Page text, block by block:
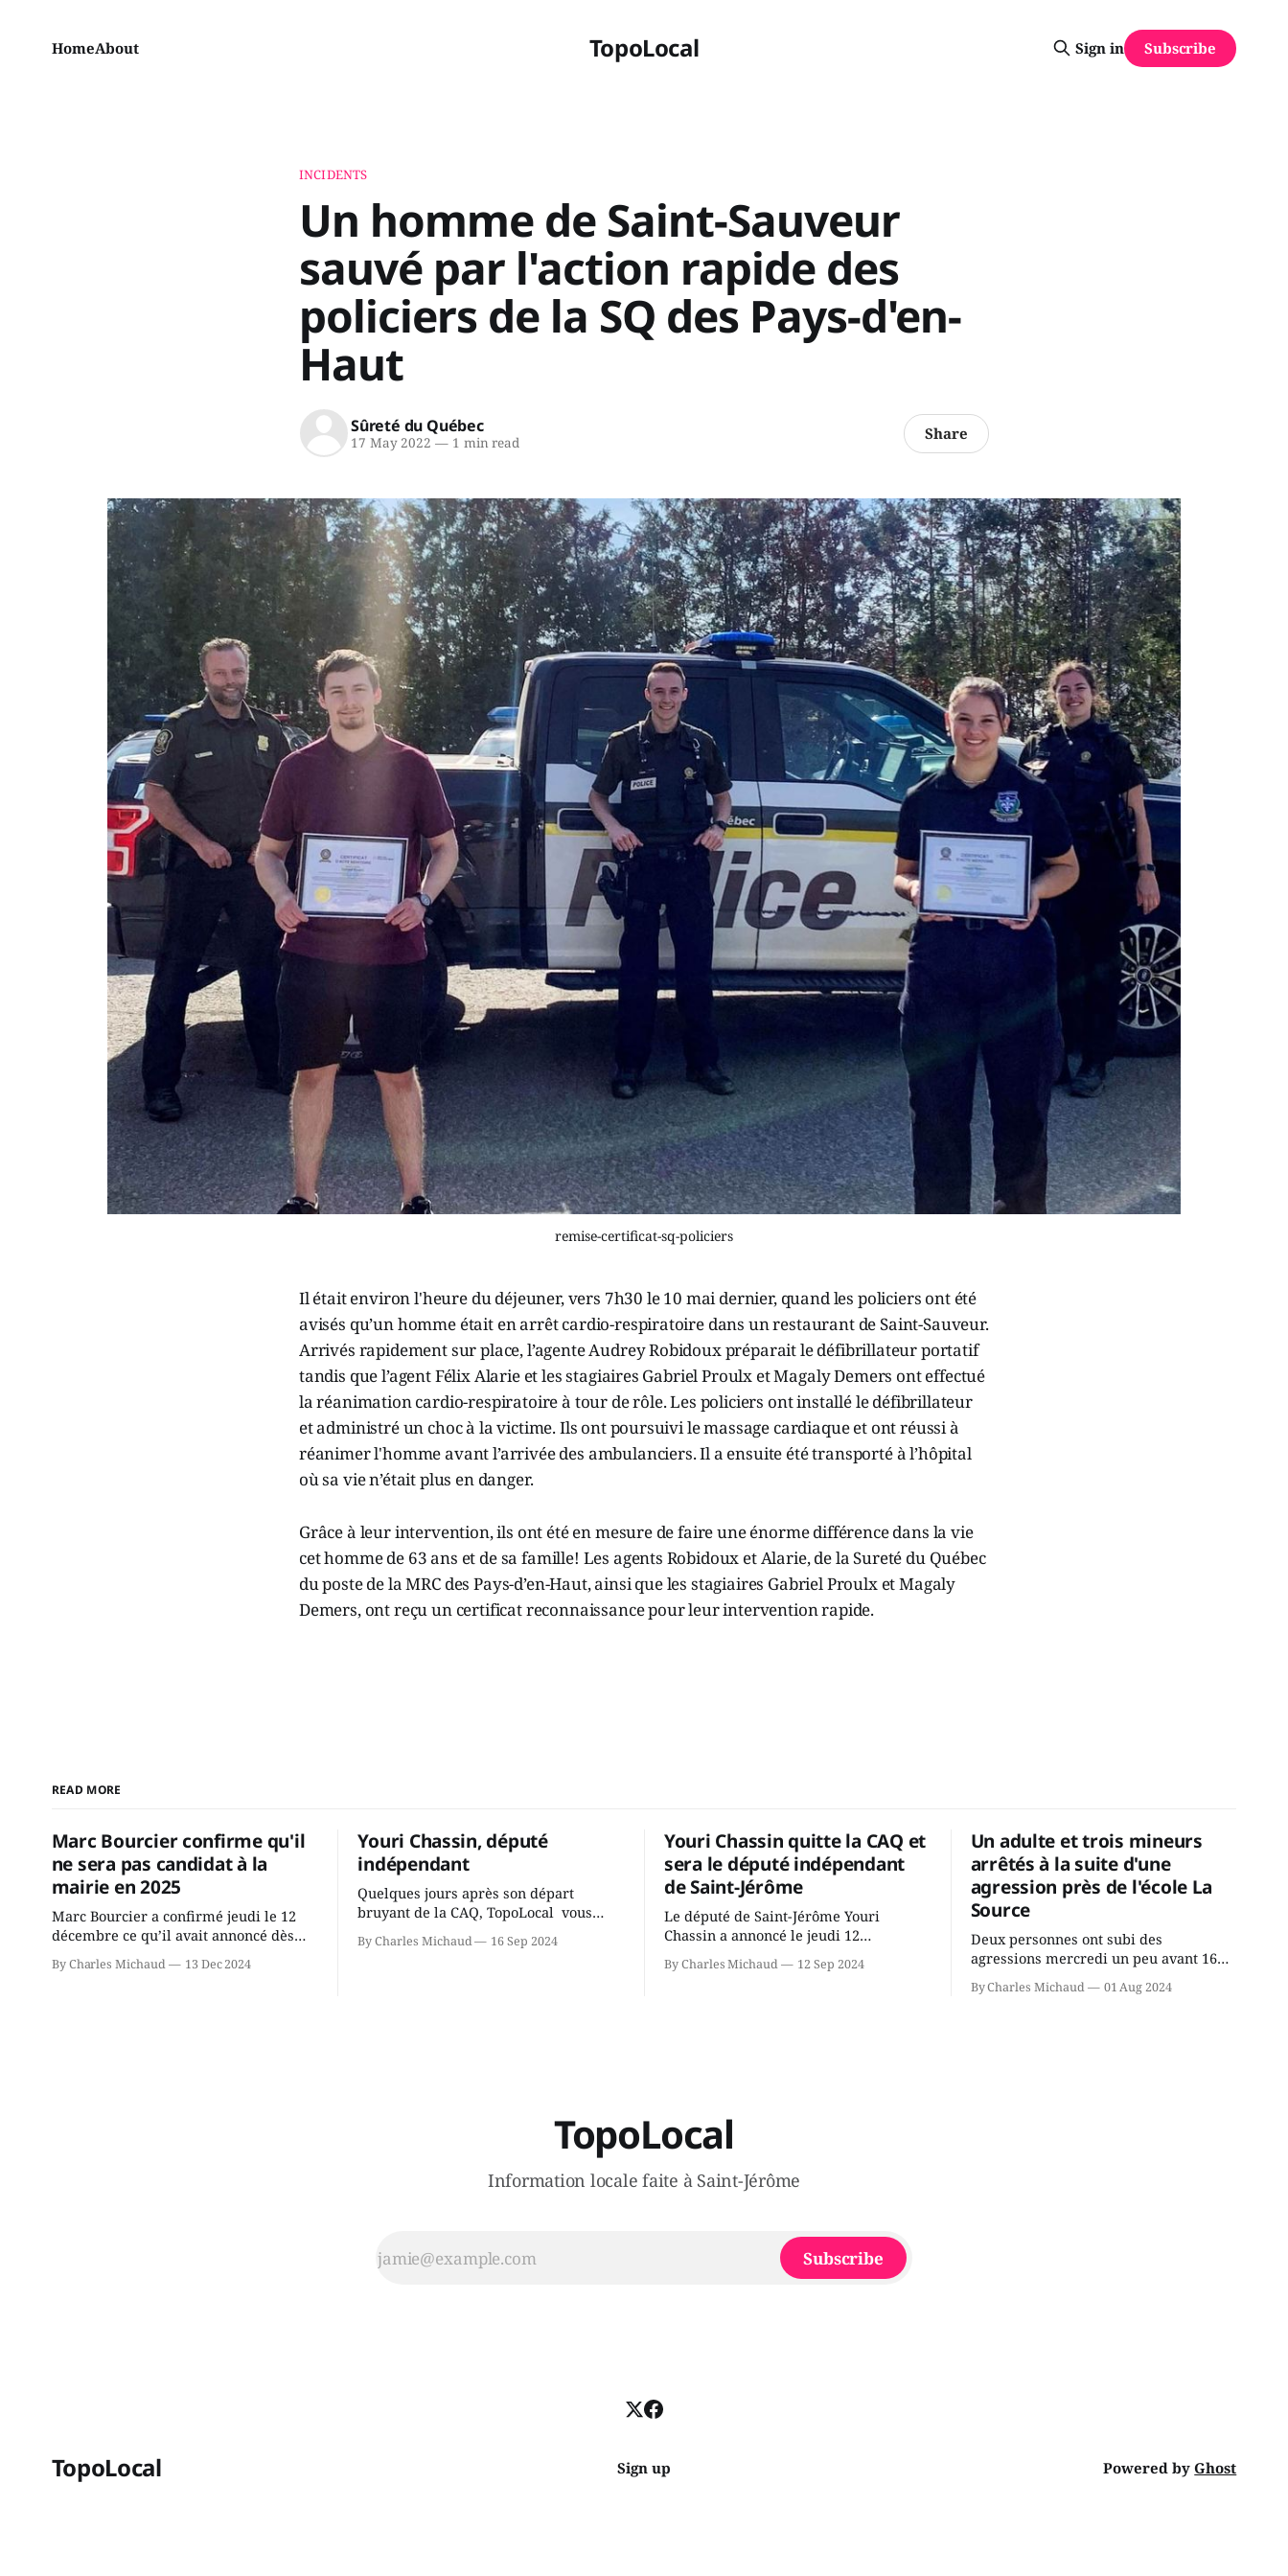
TopoLocal
HomeAbout Sign in Subscribe
INCIDENTS
Un homme de Saint-Sauveur
sauvé par l'action rapide des
policiers de la SQ des Pays-d'en-
Haut
Sûreté du Québec
17 May 2022 —1 min read Share
remise-certificat-sq-policiers
Il était environ l'heure du déjeuner, vers 7h30 le 10 mai dernier, quand les policiers ont été
avisés qu’un homme était en arrêt cardio-respiratoire dans un restaurant de Saint-Sauveur.
Arrivés rapidement sur place, l’agente Audrey Robidoux préparait le défibrillateur portatif
tandis que l’agent Félix Alarie et les stagiaires Gabriel Proulx et Magaly Demers ont effectué
la réanimation cardio-respiratoire à tour de rôle. Les policiers ont installé le défibrillateur
et administré un choc à la victime. Ils ont poursuivi le massage cardiaque et ont réussi à
réanimer l'homme avant l’arrivée des ambulanciers. Il a ensuite été transporté à l’hôpital
où sa vie n’était plus en danger.
Grâce à leur intervention, ils ont été en mesure de faire une énorme différence dans la vie
cet homme de 63 ans et de sa famille! Les agents Robidoux et Alarie, de la Sureté du Québec
du poste de la MRC des Pays-d’en-Haut, ainsi que les stagiaires Gabriel Proulx et Magaly
Demers, ont reçu un certificat reconnaissance pour leur intervention rapide.
READ MORE
Marc Bourcier confirme qu'il
ne sera pas candidat à la
mairie en 2025
Marc Bourcier a confirmé jeudi le 12
décembre ce qu’il avait annoncé dès
mandat à titre de maire de Saint-
By Charles Michaud 13 Dec 2024
Youri Chassin, député
indépendant
Quelques jours après son départ
bruyant de la CAQ, TopoLocal vous
Chassin. Nous avons causé de sa
By Charles Michaud 16 Sep 2024
Youri Chassin quitte la CAQ et
sera le député indépendant
de Saint-Jérôme
Le député de Saint-Jérôme Youri
Chassin a annoncé le jeudi 12
Coalition Avenir Québec de François
By Charles Michaud 12 Sep 2024
Un adulte et trois mineurs
arrêtés à la suite d'une
agression près de l'école La
Source
Deux personnes ont subi des
agressions mercredi un peu avant 16h
Source dans le secteur Bellefeuille de
By Charles Michaud 01 Aug 2024
TopoLocal
Information locale faite à Saint-Jérôme
Subscribe
TopoLocal Sign up Powered byGhost